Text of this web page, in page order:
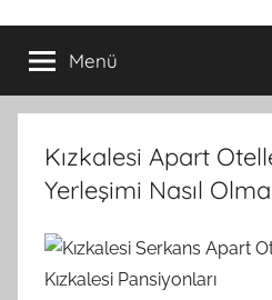
Kızkalesi
Otelleri
ve
Kızkalesi
Pansiyonları
Pansiyon,Otel
ve
Apart
Oteller
Menü
Kızkalesi Apart
Yerleşimi Nasıl